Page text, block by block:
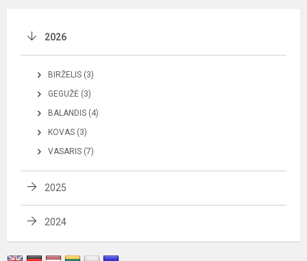
2026
BIRŽELIS (3)
GEGUŽĖ (3)
BALANDIS (4)
KOVAS (3)
VASARIS (7)
2025
2024